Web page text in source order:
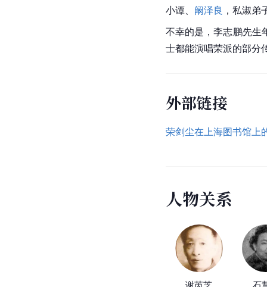
小谭、 阚泽良 ，私淑弟
不幸的是，李志鹏先生
士都能演唱荣派的部分
外部链接
荣剑尘在上海图书馆上
人物关系
谢芮芝 石